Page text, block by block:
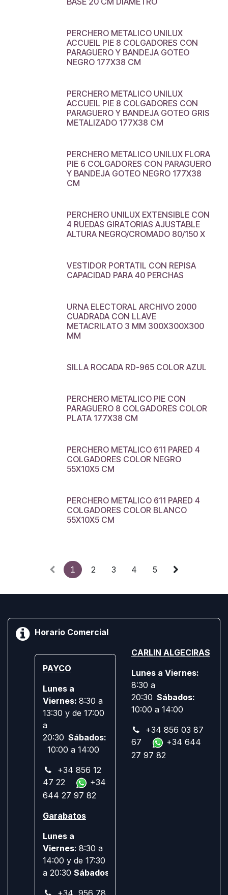
PERCHERO METALICO UNILUX
ACCUEIL PIE 8 COLGADORES CON
PARAGUERO Y BANDEJA GOTEO
NEGRO 177X38 CM
PERCHERO METALICO UNILUX
ACCUEIL PIE 8 COLGADORES CON
PARAGUERO Y BANDEJA GOTEO GRIS
METALIZADO 177X38 CM
PERCHERO METALICO UNILUX FLORA
PIE 6 COLGADORES CON PARAGUERO
Y BANDEJA GOTEO NEGRO 177X38
CM
PERCHERO UNILUX EXTENSIBLE CON
4 RUEDAS GIRATORIAS AJUSTABLE
ALTURA NEGRO/CROMADO 80/150 X
VESTIDOR PORTATIL CON REPISA
CAPACIDAD PARA 40 PERCHAS
URNA ELECTORAL ARCHIVO 2000
CUADRADA CON LLAVE
METACRILATO 3 MM 300X300X300
MM
SILLA ROCADA RD-965 COLOR AZUL
PERCHERO METALICO PIE CON
PARAGUERO 8 COLGADORES COLOR
PLATA 177X38 CM
PERCHERO METALICO 611 PARED 4
COLGADORES COLOR NEGRO
55X10X5 CM
PERCHERO METALICO 611 PARED 4
COLGADORES COLOR BLANCO
55X10X5 CM
1 2 3 4 5
Horario Comercial
PAYCO
Lunes a
Viernes: 8:30 a
13:30 y de 17:00
a
20:30 Sábados:
10:00 a 14:00
+34 856 12
47 22
+34
644 27 97 82
Garabatos
Lunes a
Viernes: 8:30 a
14:00 y de 17:30
a 20:30 Sábados:
+34 956 78
CARLIN ALGECIRAS
Lunes a Viernes:
8:30 a
20:30 Sábados:
10:00 a 14:00
+34 856 03 87
67
+34 644
27 97 82